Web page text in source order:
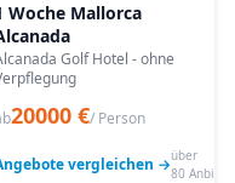
Woche Mallorca
Golf Hotel - ohne
20000 €/ Person
vergleichen →über
80